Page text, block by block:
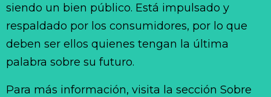
siendo un bien público. Está impulsado y
respaldado por los consumidores, por lo que
deben ser ellos quienes tengan la última
palabra sobre su futuro.
Para más información, visita la sección Sobre